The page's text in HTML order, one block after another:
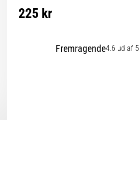
225 kr
Fremragende4.6 ud af 5